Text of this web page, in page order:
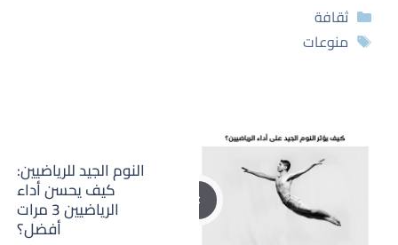
التصنيفات
ثقافة
الوسوم
منوعات
النوم الجيد للرياضيين:
كيف يحسن أداء
الرياضيين 3 مرات
أفضل؟